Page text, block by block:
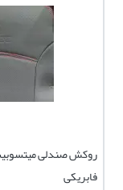
روکش صندلی
فابریکی